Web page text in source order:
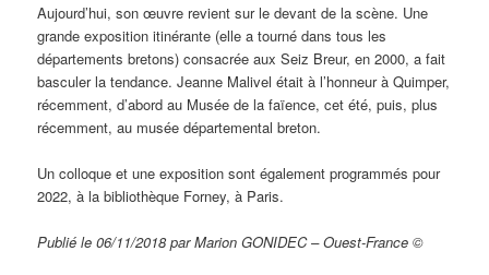
Aujourd’hui, son œuvre revient sur le devant de la scène. Une
grande exposition itinérante (elle a tourné dans tous les
départements bretons) consacrée aux Seiz Breur, en 2000, a fait
basculer la tendance. Jeanne Malivel était à l’honneur à Quimper,
récemment, d’abord au Musée de la faïence, cet été, puis, plus
récemment, au musée départemental breton.
Un colloque et une exposition sont également programmés pour
2022, à la bibliothèque Forney, à Paris.
Publié le 06/11/2018 par Marion GONIDEC – Ouest-France ©